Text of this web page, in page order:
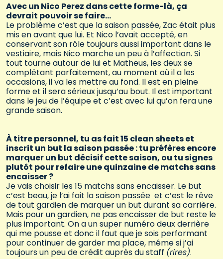
Avec un Nico Perez dans cette forme-là, ça
devrait pouvoir se faire…
Le problème c’est que la saison passée, Zac était plus
mis en avant que lui. Et Nico l’avait accepté, en
conservant son rôle toujours aussi important dans le
vestiaire, mais Nico marche un peu à l’affection. Si
tout tourne autour de lui et Matheus, les deux se
complétant parfaitement, au moment où il a les
occasions, il va les mettre au fond. Il est en pleine
forme et il sera sérieux jusqu’au bout. Il est important
dans le jeu de l’équipe et c’est avec lui qu’on fera une
grande saison.
À titre personnel, tu as fait 15 clean sheets et
inscrit un but la saison passée : tu préfères encore
marquer un but décisif cette saison, ou tu signes
plutôt pour refaire une quinzaine de matchs sans
encaisser ?
Je vais choisir les 15 matchs sans encaisser. Le but
c’est beau, je l’ai fait la saison passée et c’est le rêve
de tout gardien de marquer un but durant sa carrière.
Mais pour un gardien, ne pas encaisser de but reste le
plus important. On a un super numéro deux derrière
qui me pousse et donc il faut que je sois performant
pour continuer de garder ma place, même si j’ai
toujours un peu de crédit auprès du staff (rires).